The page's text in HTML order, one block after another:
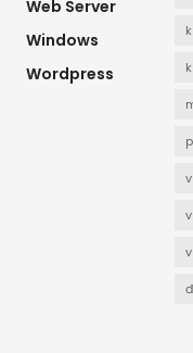
Web Server
Windows
Wordpress